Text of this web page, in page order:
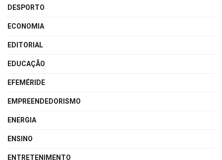
DESPORTO
ECONOMIA
EDITORIAL
EDUCAÇÃO
EFEMÉRIDE
EMPREENDEDORISMO
ENERGIA
ENSINO
ENTRETENIMENTO